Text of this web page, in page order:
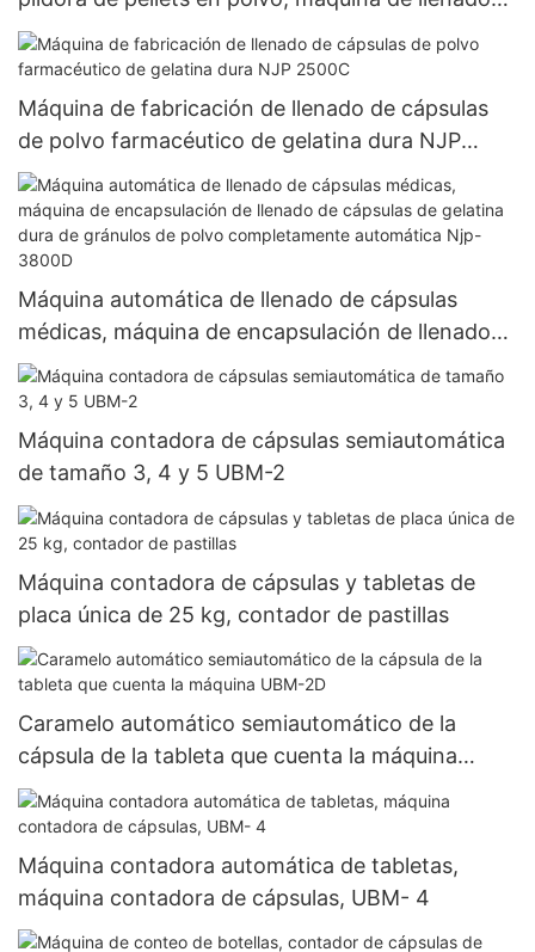
de cápsulas de gelatina dura vacía Njp 1500D
Máquina de fabricación de llenado de cápsulas
de polvo farmacéutico de gelatina dura NJP
2500C
Máquina automática de llenado de cápsulas
médicas, máquina de encapsulación de llenado
de cápsulas de gelatina dura de gránulos de
polvo completamente automática Njp-3800D
Máquina contadora de cápsulas semiautomática
de tamaño 3, 4 y 5 UBM-2
Máquina contadora de cápsulas y tabletas de
placa única de 25 kg, contador de pastillas
Caramelo automático semiautomático de la
cápsula de la tableta que cuenta la máquina
UBM-2D
Máquina contadora automática de tabletas,
máquina contadora de cápsulas, UBM- 4